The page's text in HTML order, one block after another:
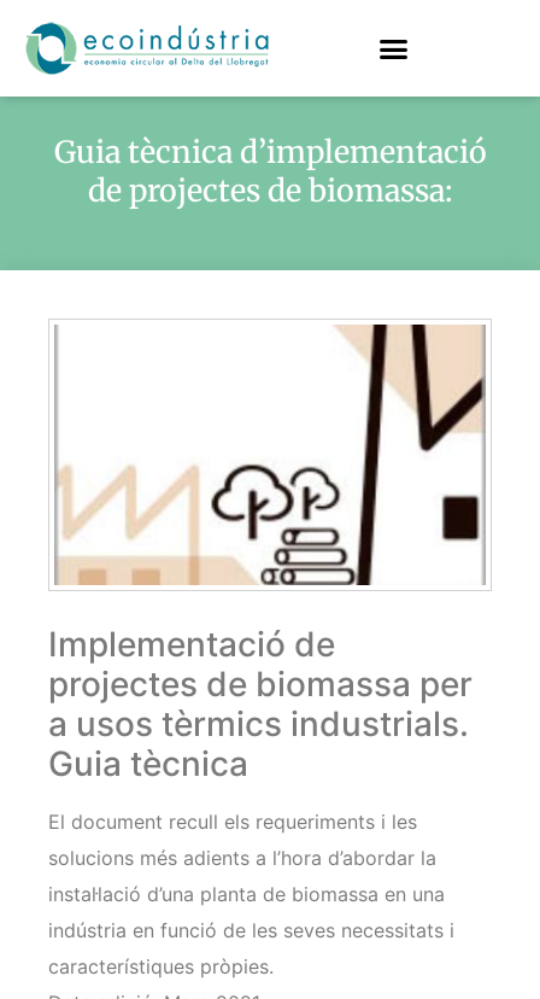
Guia tècnica d’implementació
de projectes de biomassa:
Implementació de
projectes de biomassa per
a usos tèrmics industrials.
Guia tècnica
El document recull els requeriments i les
solucions més adients a l’hora d’abordar la
instal·lació d’una planta de biomassa en una
indústria en funció de les seves necessitats i
característiques pròpies.